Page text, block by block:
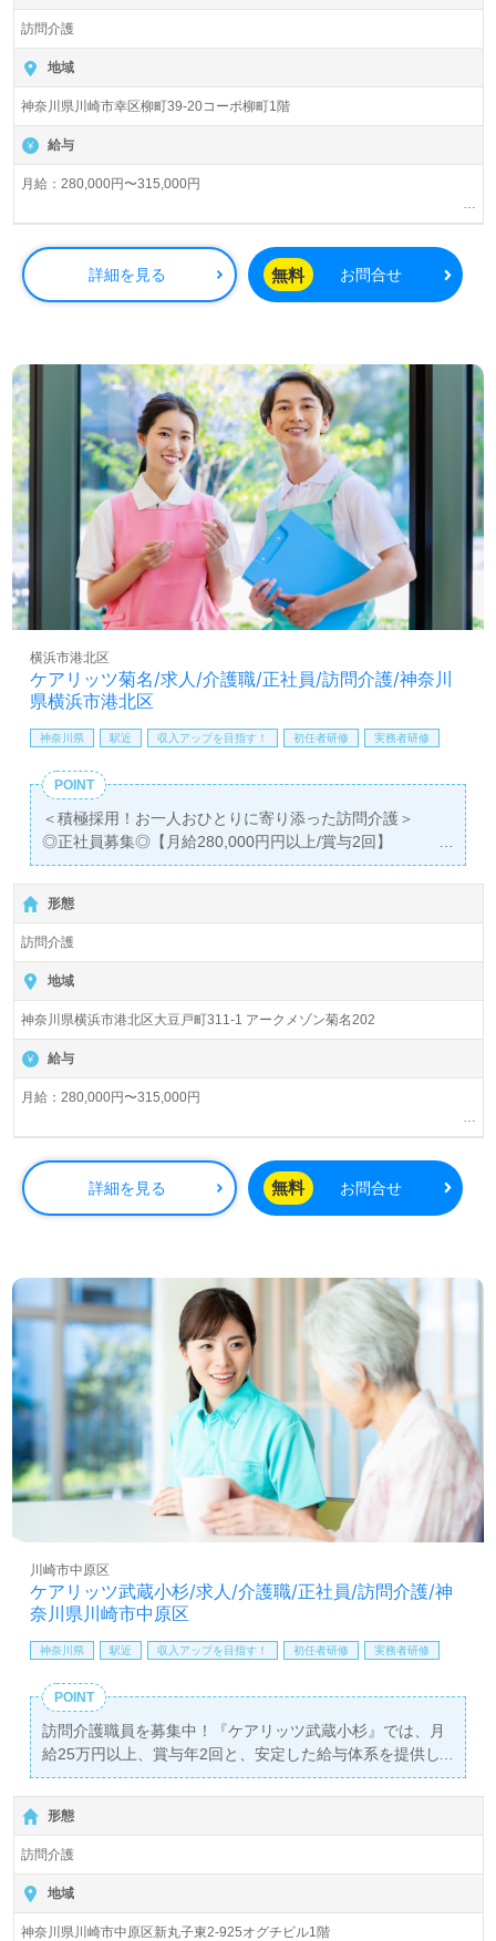
『ケアリッツ川崎幸』株式会社ケアリッツ・アンド・パー
トナーズ Careritz & Partners, Inc.（本社：東京都新宿区）
様の運営です。正社員2,991名以上（2024.11月現在）。宮
城県、東京都、神奈川県、千葉県、埼玉県、愛知県、山梨
県、大阪府を中心に訪問介護、通所介護、短期入所生活介
ル、トラベル事業を展開。IT技術を活用して介護業界NO.1
◎ご利用者様の笑顔がやりがいに！『ケアリッツ品質』で
プロフェッショナル訪問介護を実現される事業所様！◎
看護助手や介護職経験のある方をお迎えします。訪問介護
をお願いします。それぞれの成長に沿った研修プログラム
も充実！完全週休2日制の働きやすい勤務形態、多彩な資
格支援制度、働く人を大切にするカルチャー、協力し合え
る職場の人間関係もうれしいポイント！『訪問介護でご利
用者様やご家族様のお役に立ちたい、お一人おひとりに寄
り添った介護支援を行いたい』『日勤正社員で働きたい、
メリハリをつけて働きたい』『転職で施設形態や環境を変
えて仕事をしたい』等の方も大歓迎です！サービス展開エ
リアは川崎市。募集詳細等、担当コンサルタントよりご案
内します。お問い合わせも遠慮なくお願いします。
全国の求人ご紹介！医療/福祉業界の正社員/パート仕事探
しは【ウィルオブ介護】＊求人情報収集、将来的に検討の
方も遠慮なく＊
LINE、メール、お電話などご希望に応じてお問い合わせ/ご
料サービスをご利用いただけます。＜非公開求人も取扱い
せお待ちしております。
訪問介護
地域
神奈川県川崎市幸区柳町39-20コーポ柳町1階
給与
月給：280,000円〜315,000円
土日出勤手当（月最大6,000円）別途支給
資格手当：（介護福祉士）15,000円
超過勤務手当
給与改定：年1回（4月）
賞与：年2回（4月、10月）
詳細を見る 無料 お問合せ
ケアリッツ菊名/求人/介護職/正社員/訪問介護/神奈川
県横浜市港北区
横浜市港北区
神奈川県 駅近 収入アップを目指す！ 初任者研修 実務者研修
POINT
＜積極採用！お一人おひとりに寄り添った訪問介護＞
◎正社員募集◎【月給280,000円円以上/賞与2回】
＊初任者研修以上有資格者向け求人＊『菊名駅』徒歩3
分。
『ケアリッツ菊名』株式会社ケアリッツ・アンド・パート
ナーズ（本社：東京都新宿区）様の運営です。従業員数
2,600人以上。宮城、東京、神奈川、千葉、埼玉、愛知、
山梨、大阪を中心に訪問介護、通所介護、短期入所生活介
護、居宅介護支援、パートナーズサービス、レジデンシャ
ル、トラベル事業を展開。IT技術を活用して介護業界NO.1
ご一緒に働きませんか◎
看護助手や介護職経験のある方をお迎えします。訪問介護
の経験は問いません。中途採用の方、幅広い年代層の方が
活躍中の職場です。サービス提供エリアは横浜市港北区、
ます。『ご利用者様を思いやり、お気持ちに寄り添った介
護支援を目指されている方』『毎日違う訪問先にお伺いす
るスタイルに興味がある方』『日勤正社員で看護助手/介護
職経験を活かしたい』等にもおすすめです。
【同時募集】愛知、神奈川、東京、大阪エリアに新規訪問
介護事業所オープン！詳しい事業所情報等はエントリー時
にお気軽にお問い合わせください。
全国の求人ご紹介！医療/福祉業界の正社員/パート仕事探
しは【ウィルオブ介護】＊求人情報収集、将来的に検討の
方も遠慮なく＊
LINE、メール、お電話などご希望に応じてお問い合わせ/ご
相談可能です。転職相談、求人紹介、年収交渉など完全無
料サービスをご利用いただけます。＜非公開求人も取扱い
せお待ちしております。
形態
訪問介護
地域
神奈川県横浜市港北区大豆戸町311-1 アークメゾン菊名202
給与
月給：280,000円〜315,000円
・土日出勤手当（月最大6,000円）別途支給
・賞与年2回（4月、10月）
・超過勤務手当詳細を見る 無料 お問合せ
ケアリッツ武蔵小杉/求人/介護職/正社員/訪問介護/神
奈川県川崎市中原区
川崎市中原区
神奈川県 駅近 収入アップを目指す！ 初任者研修 実務者研修
POINT
訪問介護職員を募集中！『ケアリッツ武蔵小杉』では、月
給25万円以上、賞与年2回と、安定した給与体系を提供し
ています。
初任者研修以上の資格をお持ちの方を対象に、川崎市中原
区での介護業務を通じて、ご利用者様の日常生活をサポー
トしていただきます。
具体的には、買い物や掃除、洗濯などの家事支援を行いな
がら、個々のニーズに寄り添った介護を実践していただき
ます。
形態
訪問介護
地域
神奈川県川崎市中原区新丸子東2-925オグチビル1階